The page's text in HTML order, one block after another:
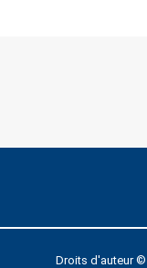
Droits d'auteur ©